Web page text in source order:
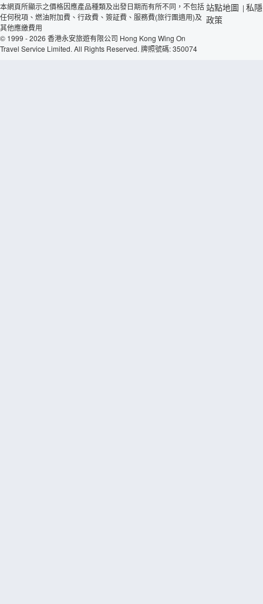
本網頁所顯示之價格因應產品種類及出發日期而有所不同，不包括
任何稅項、燃油附加費、行政費、簽証費、服務費(旅行團適用)及
其他應繳費用
© 1999 - 2026 香港永安旅遊有限公司 Hong Kong Wing On
Travel Service Limited. All Rights Reserved. 牌照號碼: 350074
站點地圖 | 私隱
政策